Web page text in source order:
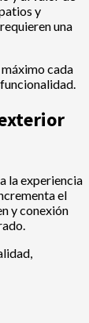
y
una
cada
la experiencia
el
y conexión